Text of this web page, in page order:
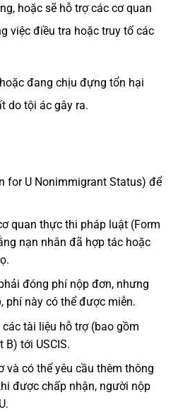
hoặc sẽ hỗ trợ các cơ quan
việc điều tra hoặc truy tố các
đang chịu đựng tổn hại
do tội ác gây ra.
for U Nonimmigrant Status) để
quan thực thi pháp luật (Form
nạn nhân đã hợp tác hoặc
đóng phí nộp đơn, nhưng
phí này có thể được miễn.
tài liệu hỗ trợ (bao gồm
B) tới USCIS.
và có thể yêu cầu thêm thông
được chấp nhận, người nộp